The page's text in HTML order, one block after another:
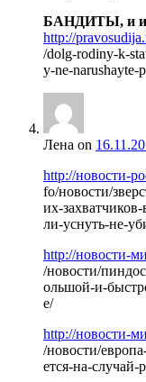
БАНДИТЫ, и
http://
/dolg-rodiny-k-
y-ne-narushayte-
Лена on
http://новости-
fo/новости/
их-
ли-уснуть-не-
http://новости-
/новости/
ольшой-и-
е/
http://новости-
/новости/
ется-на-случай-